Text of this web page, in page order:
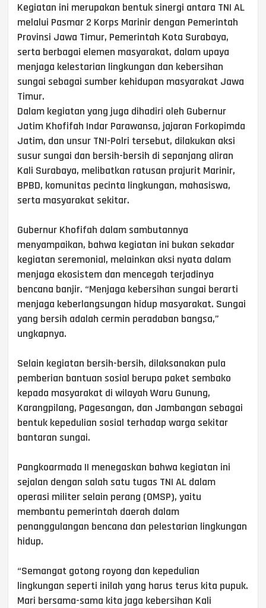
Kegiatan ini merupakan bentuk sinergi antara TNI AL
melalui Pasmar 2 Korps Marinir dengan Pemerintah
Provinsi Jawa Timur, Pemerintah Kota Surabaya,
serta berbagai elemen masyarakat, dalam upaya
menjaga kelestarian lingkungan dan kebersihan
sungai sebagai sumber kehidupan masyarakat Jawa
Timur.
Dalam kegiatan yang juga dihadiri oleh Gubernur
Jatim Khofifah Indar Parawansa, jajaran Forkopimda
Jatim, dan unsur TNI-Polri tersebut, dilakukan aksi
susur sungai dan bersih-bersih di sepanjang aliran
Kali Surabaya, melibatkan ratusan prajurit Marinir,
BPBD, komunitas pecinta lingkungan, mahasiswa,
serta masyarakat sekitar.
Gubernur Khofifah dalam sambutannya
menyampaikan, bahwa kegiatan ini bukan sekadar
kegiatan seremonial, melainkan aksi nyata dalam
menjaga ekosistem dan mencegah terjadinya
bencana banjir. “Menjaga kebersihan sungai berarti
menjaga keberlangsungan hidup masyarakat. Sungai
yang bersih adalah cermin peradaban bangsa,”
ungkapnya.
Selain kegiatan bersih-bersih, dilaksanakan pula
pemberian bantuan sosial berupa paket sembako
kepada masyarakat di wilayah Waru Gunung,
Karangpilang, Pagesangan, dan Jambangan sebagai
bentuk kepedulian sosial terhadap warga sekitar
bantaran sungai.
Pangkoarmada II menegaskan bahwa kegiatan ini
sejalan dengan salah satu tugas TNI AL dalam
operasi militer selain perang (OMSP), yaitu
membantu pemerintah daerah dalam
penanggulangan bencana dan pelestarian lingkungan
hidup.
“Semangat gotong royong dan kepedulian
lingkungan seperti inilah yang harus terus kita pupuk.
Mari bersama-sama kita jaga kebersihan Kali